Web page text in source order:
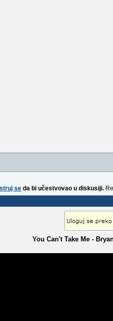
se da bi učestvovao u diskusiji.
You Can't Take Me -